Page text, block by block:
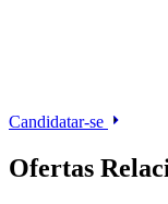
Candidatar-se
Ofertas